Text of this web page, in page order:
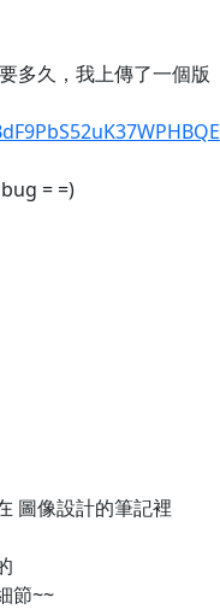
多久，我上傳了一個版
= =)
圖像設計的筆記裡
節~~